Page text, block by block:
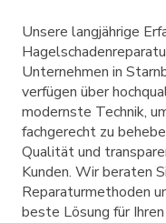
Unsere langjährige
Unternehmen in
verfügen über
modernste Technik,
fachgerecht zu
Qualität und
Kunden. Wir beraten
Reparaturmethoden
beste Lösung für